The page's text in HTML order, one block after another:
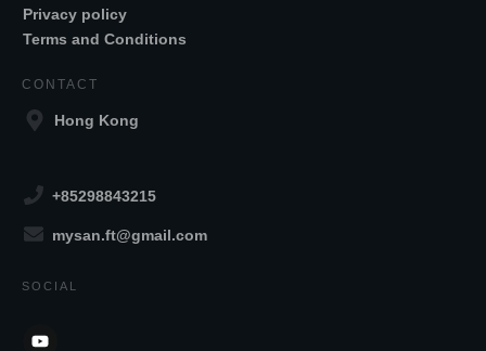
Privacy policy
Terms and Conditions
CONTACT
Hong Kong
+85298843215
mysan.ft@gmail.com
SOCIAL